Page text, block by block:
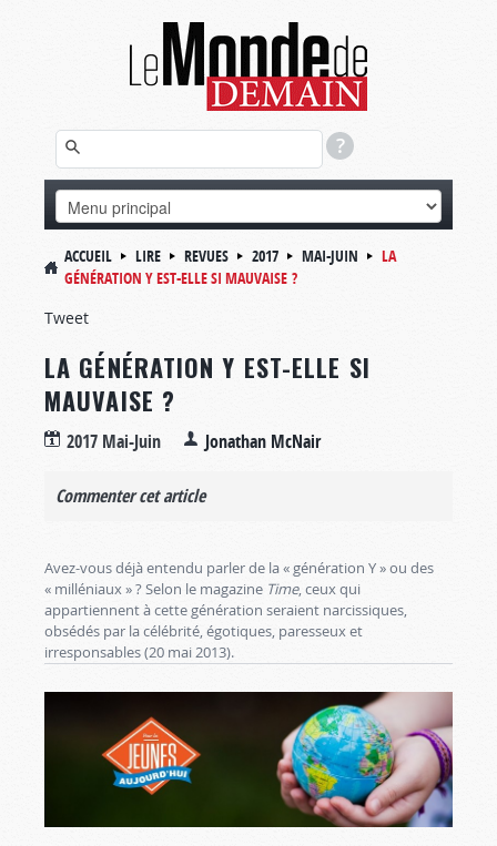
ACCUEIL LIRE REVUES 2017 MAI-JUIN
LA
GÉNÉRATION Y EST-ELLE SI MAUVAISE ?
Tweet
LA GÉNÉRATION Y EST-ELLE SI
MAUVAISE ?
2017 Mai-Juin Jonathan McNair
Commenter cet article
Avez-vous déjà entendu parler de la « génération Y » ou des
« milléniaux » ? Selon le magazine Time, ceux qui
appartiennent à cette génération seraient narcissiques,
obsédés par la célébrité, égotiques, paresseux et
irresponsables (20 mai 2013).